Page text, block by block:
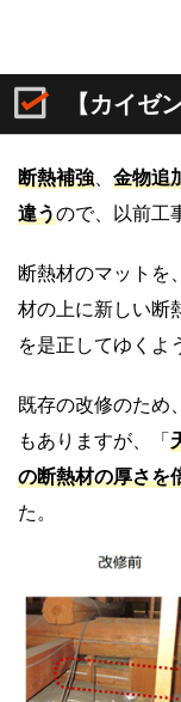
【カイゼ
断熱補強、 金物追
違うので、以前工
断熱材のマットを
材の上に新しい断
を是正してゆくよ
既存の改修のため
もありますが、「
の断熱材の厚さを
た。